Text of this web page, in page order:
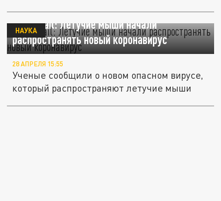
Daily Mail: Летучие мыши начали
распространять новый коронавирус
НАУКА
28 АПРЕЛЯ 15:55
Ученые сообщили о новом опасном вирусе,
который распространяют летучие мыши